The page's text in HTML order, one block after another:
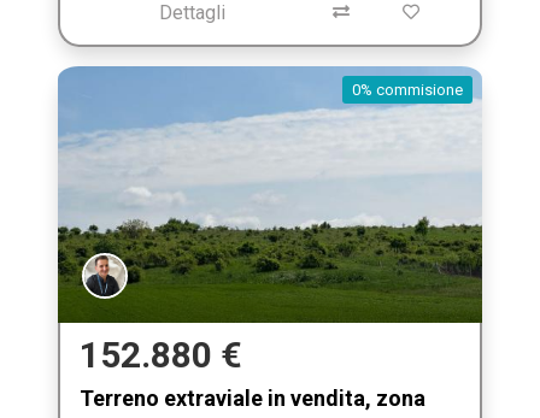
Dettagli
0% commisione
152.880 €
Terreno extraviale in vendita, zona